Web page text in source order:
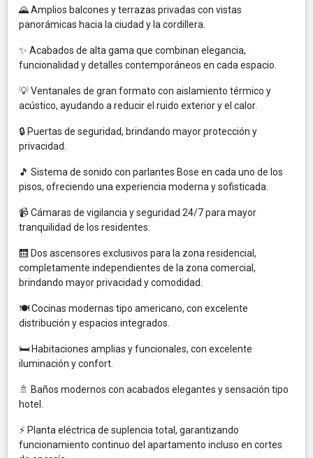
🌄 Amplios balcones y terrazas privadas con vistas
panorámicas hacia la ciudad y la cordillera.
✨ Acabados de alta gama que combinan elegancia,
funcionalidad y detalles contemporáneos en cada espacio.
💡 Ventanales de gran formato con aislamiento térmico y
acústico, ayudando a reducir el ruido exterior y el calor.
🔒 Puertas de seguridad, brindando mayor protección y
privacidad.
🎵 Sistema de sonido con parlantes Bose en cada uno de los
pisos, ofreciendo una experiencia moderna y sofisticada.
📹 Cámaras de vigilancia y seguridad 24/7 para mayor
tranquilidad de los residentes.
🛗 Dos ascensores exclusivos para la zona residencial,
completamente independientes de la zona comercial,
brindando mayor privacidad y comodidad.
🍽️ Cocinas modernas tipo americano, con excelente
distribución y espacios integrados.
🛏️ Habitaciones amplias y funcionales, con excelente
iluminación y confort.
🚿 Baños modernos con acabados elegantes y sensación tipo
hotel.
⚡ Planta eléctrica de suplencia total, garantizando
funcionamiento continuo del apartamento incluso en cortes